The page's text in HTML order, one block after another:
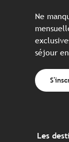
Ne
séjour
Les